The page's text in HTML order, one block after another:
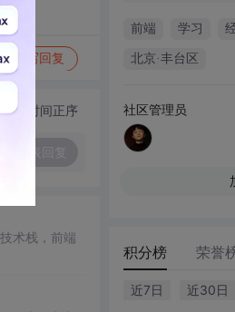
写回复
为时间正序
术栈，前端
前端 学习
北京·丰台区
社区管理员
积分榜 荣誉
近7日 近30日